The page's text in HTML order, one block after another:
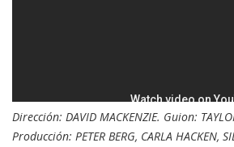
Dirección: DAVID MACKENZIE. Guion:
Producción: PETER BERG, CARLA HACKEN,